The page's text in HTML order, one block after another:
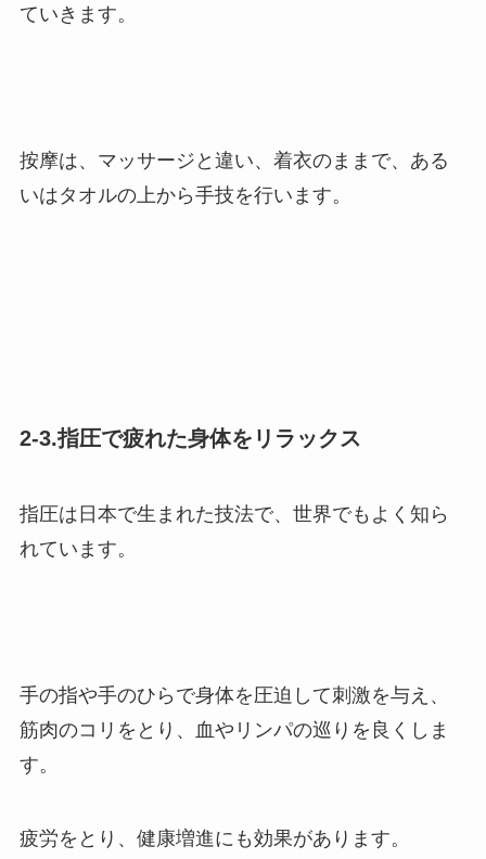
ていきます。
按摩は、マッサージと違い、着衣のままで、ある
いはタオルの上から手技を行います。
2-3.指圧で疲れた身体をリラックス
指圧は日本で生まれた技法で、世界でもよく知ら
れています。
手の指や手のひらで身体を圧迫して刺激を与え、
筋肉のコリをとり、血やリンパの巡りを良くしま
す。
疲労をとり、健康増進にも効果があります。